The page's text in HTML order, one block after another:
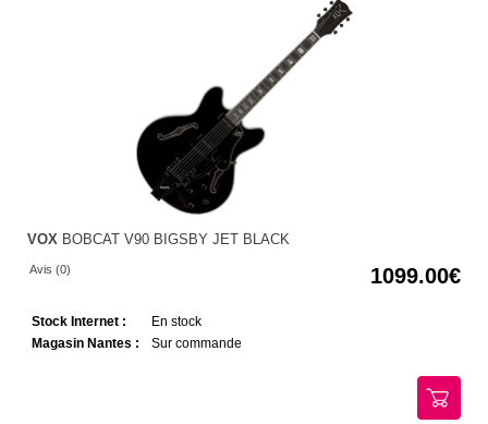
VOX BOBCAT V90 BIGSBY JET BLACK
Avis (0) 1099.00
Stock Internet :
En stock
Magasin Nantes :
Sur commande